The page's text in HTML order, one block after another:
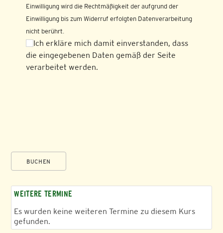
Einwilligung wird die Rechtmäßigkeit der aufgrund der
Einwilligung bis zum Widerruf erfolgten Datenverarbeitung
nicht berührt.
Ich erkläre mich damit einverstanden, dass
die eingegebenen Daten gemäß der Seite
verarbeitet werden.
BUCHEN
WEITERE TERMINE
Es wurden keine weiteren Termine zu diesem Kurs
gefunden.